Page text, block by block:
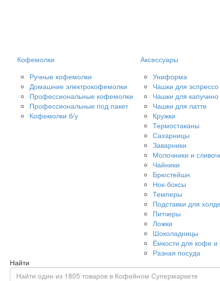
Кофемолки
Ручные кофемолки
Домашние электрокофемолки
Профессиональные кофемолки
Профессиональные под пакет
Кофемолки б/у
Аксессуары
Униформа
Чашки для эспрессо
Чашки для капучино
Чашки для латте
Кружки
Термостаканы
Сахарницы
Заварники
Молочники и
Чайники
Брюстейшн
Нок-боксы
Темперы
Подставки для
Питчеры
Ложки
Шоколадницы
Ёмкости для кофе и
Разная посуда
Найти